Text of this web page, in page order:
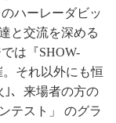
ハーレーダビッ
と交流を深める
は『SHOW-
それ以外にも恒
｣、来場者の方の
テスト」 のグラ